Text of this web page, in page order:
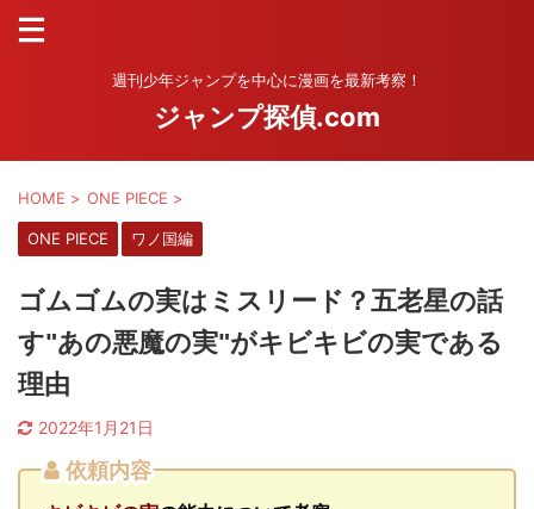
週刊少年ジャンプを中心に漫画を最新考察！
ジャンプ探偵.com
HOME > ONE PIECE >
ONE PIECE ワノ国編
ゴムゴムの実はミスリード？五老星の話
す"あの悪魔の実"がキビキビの実である
理由
2022年1月21日
依頼内容